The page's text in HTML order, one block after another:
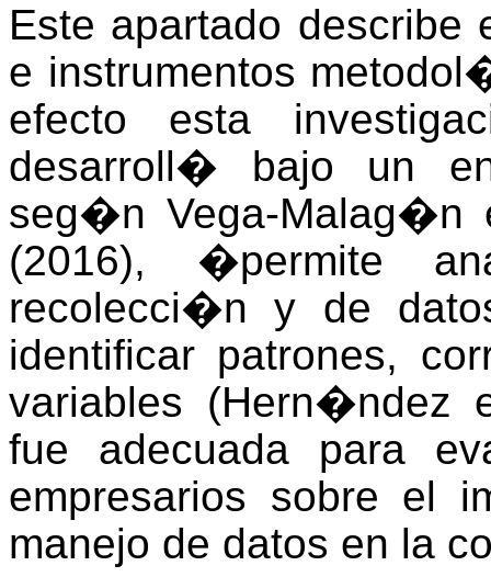
Este apartado
e instrumentos
efecto esta
desarroll� bajo un
seg�n Vega-
(2016), �permite
recolecci�n y de
identificar patrones,
variables (Hern�ndez
fue adecuada para
empresarios sobre el
manejo de datos en la